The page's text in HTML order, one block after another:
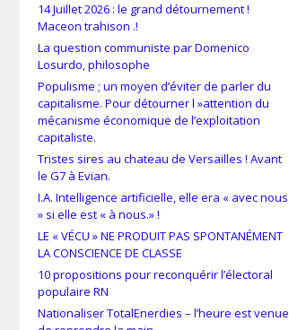
14 Juillet 2026 : le grand détournement !
Maceon trahison .!
La question communiste par Domenico
Losurdo, philosophe
Populisme ; un moyen d’éviter de parler du
capitalisme. Pour détourner l »attention du
mécanisme économique de l’exploitation
capitaliste.
Tristes sires au chateau de Versailles ! Avant
le G7 à Evian.
I.A. Intelligence artificielle, elle era « avec nous
» si elle est « à nous.» !
LE « VÉCU » NE PRODUIT PAS SPONTANÉMENT
LA CONSCIENCE DE CLASSE
10 propositions pour reconquérir l’électoral
populaire RN
Nationaliser TotalEnerdies – l’heure est venue